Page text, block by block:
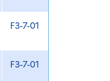
F3-7-01
F3-7-01